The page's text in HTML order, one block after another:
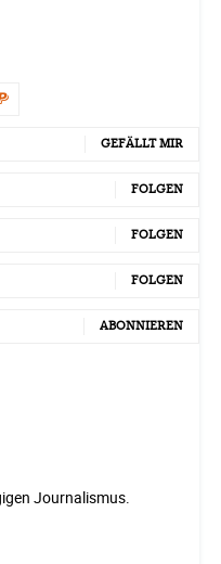
GEFÄLLT MIR
FOLGEN
FOLGEN
FOLGEN
ABONNIEREN
Journalismus.